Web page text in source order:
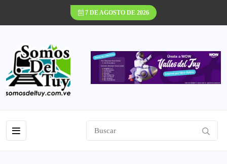
7 DE AGOSTO DE 2026